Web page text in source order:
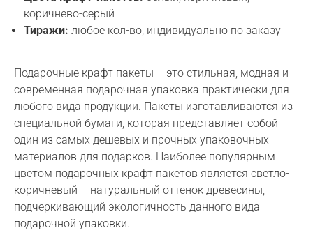
коричнево-серый
Тиражи: любое кол-во, индивидуально по заказу
Подарочные крафт пакеты – это стильная, модная и
современная подарочная упаковка практически для
любого вида продукции. Пакеты изготавливаются из
специальной бумаги, которая представляет собой
один из самых дешевых и прочных упаковочных
материалов для подарков. Наиболее популярным
цветом подарочных крафт пакетов является светло-
коричневый – натуральный оттенок древесины,
подчеркивающий экологичность данного вида
подарочной упаковки.